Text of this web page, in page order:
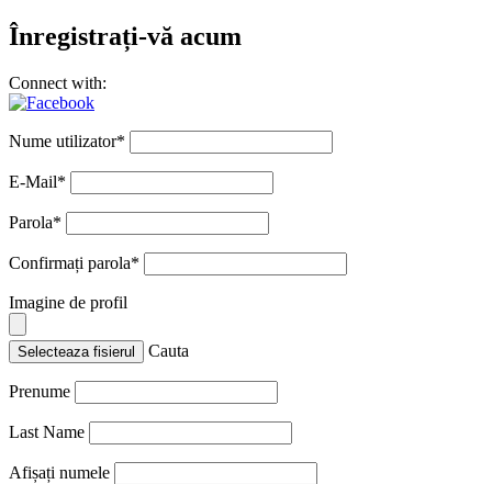
Înregistrați-vă acum
Connect with:
Nume utilizator*
E-Mail*
Parola*
Confirmați parola*
Imagine de profil
Selecteaza fisierul Cauta
Prenume
Last Name
Afișați numele